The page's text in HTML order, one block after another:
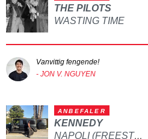
THE PILOTS
WASTING TIME
Vanvittig fengende!
- JON V. NGUYEN
ANBEFALER
KENNEDY
NAPOLI (FREESTYLE)